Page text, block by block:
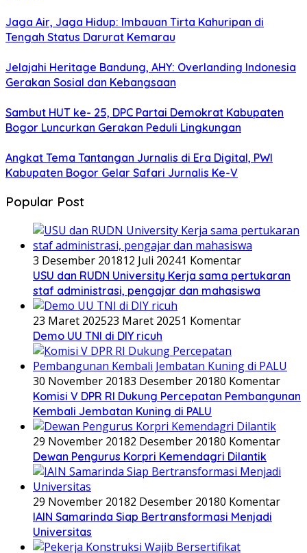
Jaga Air, Jaga Hidup: Imbauan Tirta Kahuripan di
Tengah Status Darurat Kemarau
Jelajahi Heritage Bandung, AHY: Overlanding Indonesia
Gerakan Sosial dan Kebangsaan
Sambut HUT ke- 25, DPC Partai Demokrat Kabupaten
Bogor Luncurkan Gerakan Peduli Lingkungan
Angkat Tema Tantangan Jurnalis di Era Digital, PWI
Kabupaten Bogor Gelar Safari Jurnalis Ke-V
Popular Post
3 Desember 201812 Juli 20241 Komentar
USU dan RUDN University Kerja sama pertukaran
staf administrasi, pengajar dan mahasiswa
23 Maret 202523 Maret 20251 Komentar
Demo UU TNI di DIY ricuh
30 November 20183 Desember 20180 Komentar
Komisi V DPR RI Dukung Percepatan Pembangunan
Kembali Jembatan Kuning di PALU
29 November 20182 Desember 20180 Komentar
Dewan Pengurus Korpri Kemendagri Dilantik
29 November 20182 Desember 20180 Komentar
IAIN Samarinda Siap Bertransformasi Menjadi
Universitas